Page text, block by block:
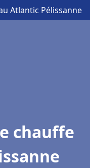
Atlantic Pélissanne
chauffe